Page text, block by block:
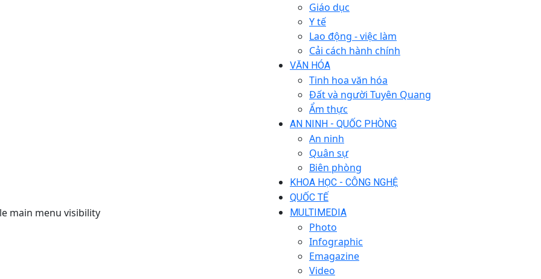
main menu visibility
Giáo dục
Y tế
Lao động - việc làm
Cải cách hành chính
VĂN HÓA
Tinh hoa văn hóa
Đất và người Tuyên Quang
Ẩm thực
AN NINH - QUỐC PHÒNG
An ninh
Quân sự
Biên phòng
KHOA HỌC - CÔNG NGHỆ
QUỐC TẾ
MULTIMEDIA
Photo
Infographic
Emagazine
Video